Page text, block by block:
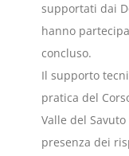
supportati dai
hanno
concluso.
Il supporto
pratica del
Valle del
presenza dei